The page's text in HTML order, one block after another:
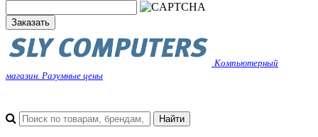
Заказать
Компьютерный
магазин. Разумные цены